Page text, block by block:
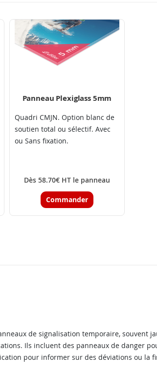
Panneau Plexiglass 5mm
Quadri CMJN. Option blanc de
soutien total ou sélectif. Avec
ou Sans fixation.
Dès 58.70€ HT le panneau
Commander
de signalisation temporaire, souvent
Ils incluent des panneaux de danger
pour informer sur des déviations ou la